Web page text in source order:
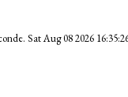
Sat Aug 08 2026